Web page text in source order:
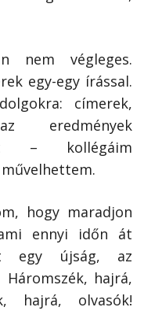
nem végleges.
egy-egy írással.
címerek,
eredmények
– kollégáim
hogy maradjon
ennyi időn át
egy újság, az
hajrá,
hajrá, olvasók!